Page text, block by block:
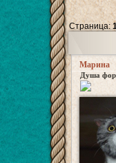
Страница:
Марина
Душа